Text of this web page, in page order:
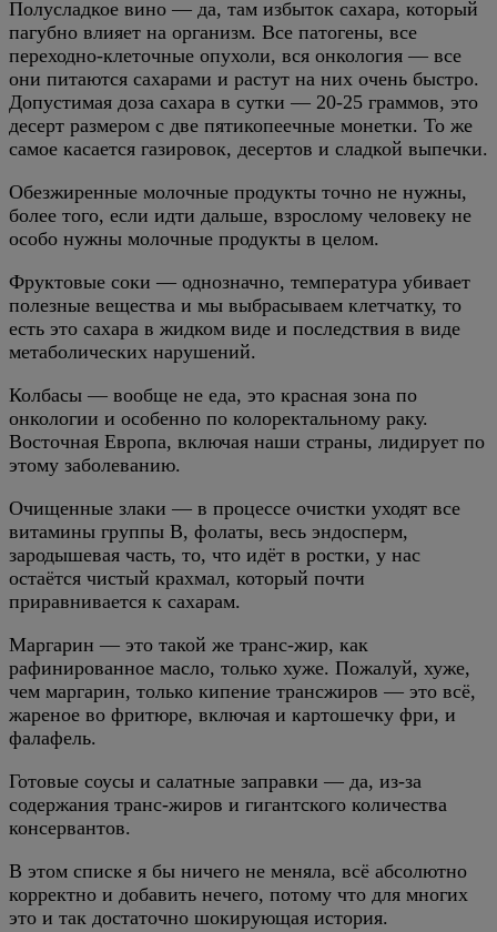
Полусладкое вино — да, там избыток сахара, который
пагубно влияет на организм. Все патогены, все
переходно-клеточные опухоли, вся онкология — все
они питаются сахарами и растут на них очень быстро.
Допустимая доза сахара в сутки — 20-25 граммов, это
десерт размером с две пятикопеечные монетки. То же
самое касается газировок, десертов и сладкой выпечки.
Обезжиренные молочные продукты точно не нужны,
более того, если идти дальше, взрослому человеку не
особо нужны молочные продукты в целом.
Фруктовые соки — однозначно, температура убивает
полезные вещества и мы выбрасываем клетчатку, то
есть это сахара в жидком виде и последствия в виде
метаболических нарушений.
Колбасы — вообще не еда, это красная зона по
онкологии и особенно по колоректальному раку.
Восточная Европа, включая наши страны, лидирует по
этому заболеванию.
Очищенные злаки — в процессе очистки уходят все
витамины группы B, фолаты, весь эндосперм,
зародышевая часть, то, что идёт в ростки, у нас
остаётся чистый крахмал, который почти
приравнивается к сахарам.
Маргарин — это такой же транс-жир, как
рафинированное масло, только хуже. Пожалуй, хуже,
чем маргарин, только кипение трансжиров — это всё,
жареное во фритюре, включая и картошечку фри, и
фалафель.
Готовые соусы и салатные заправки — да, из-за
содержания транс-жиров и гигантского количества
консервантов.
В этом списке я бы ничего не меняла, всё абсолютно
корректно и добавить нечего, потому что для многих
это и так достаточно шокирующая история.